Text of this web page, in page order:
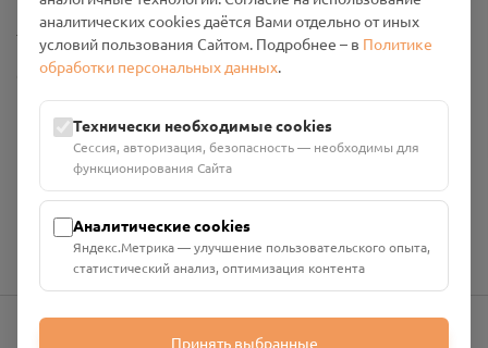
Настройки cookies
Общество с ограниченной ответственностью «Смоленский
Проект Помним»
ИНН: 6700029207 ОГРН: 1256700001986
Юридический адрес: 216790, Смоленская область, р-н
Руднянский, г. Рудня, улица Западная, д. 26А, пом. 18
Номер счёта: 40702810901130004287 в АО "АЛЬФА-БАНК"
аналитических cookies даётся Вами отдельно от иных
условий пользования Сайтом. Подробнее – в Политике
обработки персональных данных.
Технически необходимые cookies
Сессия, авторизация, безопасность — необходимы для
функционирования Сайта
Аналитические cookies
Яндекс.Метрика — улучшение пользовательского опыта,
статистический анализ, оптимизация контента
Принять выбранные